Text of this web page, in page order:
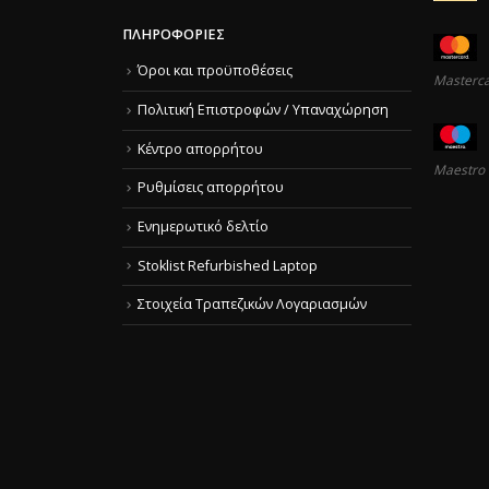
ΠΛΗΡΟΦΟΡΊΕΣ
Όροι και προϋποθέσεις
Πολιτική Επιστροφών / Υπαναχώρηση
Κέντρο απορρήτου
Ρυθμίσεις απορρήτου
Ενημερωτικό δελτίο
Stoklist Refurbished Laptop
Στοιχεία Τραπεζικών Λογαριασμών
Maestro